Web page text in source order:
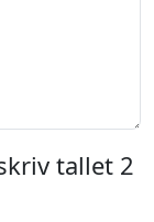
tallet 2